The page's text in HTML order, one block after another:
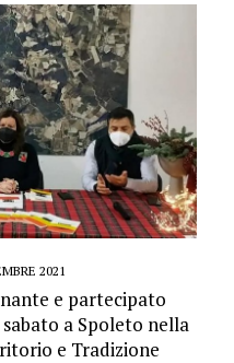
2021
e partecipato
a Spoleto nella
e Tradizione